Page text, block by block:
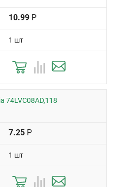
10.99 Р
1 шт
74LVC08AD,118
7.25 Р
1 шт